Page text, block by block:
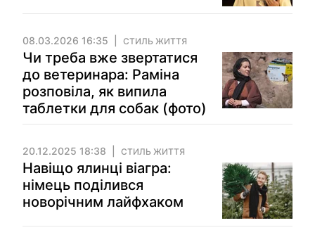
08.03.2026 16:35 СТИЛЬ ЖИТТЯ
Чи треба вже звертатися
до ветеринара: Раміна
розповіла, як випила
таблетки для собак (фото)
20.12.2025 18:38 СТИЛЬ ЖИТТЯ
Навіщо ялинці віагра:
німець поділився
новорічним лайфхаком